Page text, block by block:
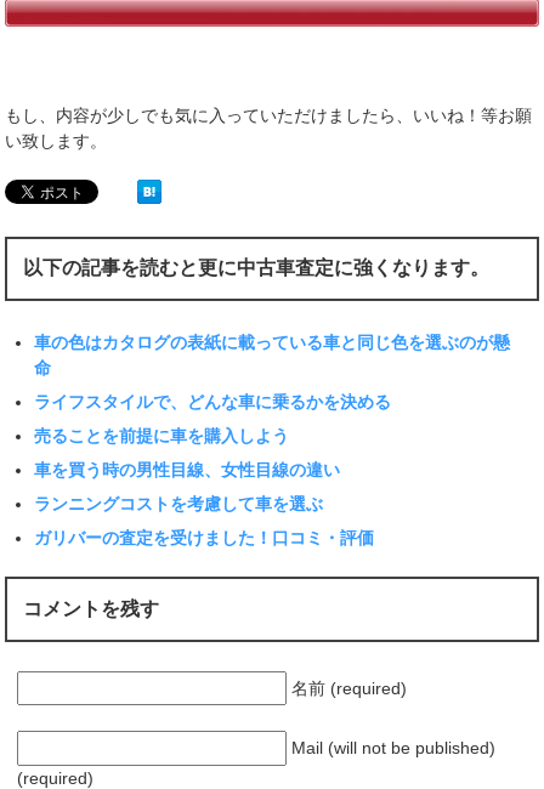
もし、内容が少しでも気に入っていただけましたら、いいね！等お願
い致します。
以下の記事を読むと更に中古車査定に強くなります。
車の色はカタログの表紙に載っている車と同じ色を選ぶのが懸
命
ライフスタイルで、どんな車に乗るかを決める
売ることを前提に車を購入しよう
車を買う時の男性目線、女性目線の違い
ランニングコストを考慮して車を選ぶ
ガリバーの査定を受けました！口コミ・評価
コメントを残す
名前 (required)
Mail (will not be published)
(required)